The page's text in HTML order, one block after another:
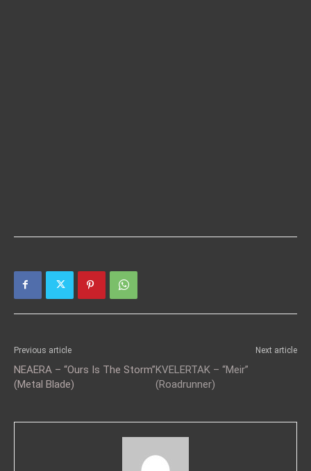
Previous article
NEAERA – “Ours Is The Storm”
(Metal Blade)
Next article
KVELERTAK – “Meir”
(Roadrunner)